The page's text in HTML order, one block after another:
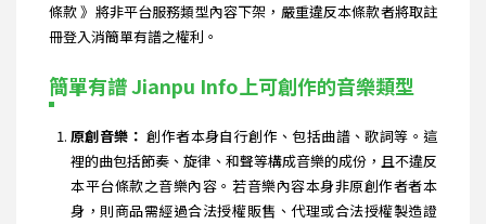
條款 》將非平台服務類型內容下架，嚴重違反本條款者將取註
冊登入消簡單有譜之權利。
簡單有譜 Jianpu Info上可創作的音樂類型
原創音樂： 創作者本身自行創作、包括曲譜、歌詞等。這
裡的曲包括節奏、旋律、和聲等構成音樂的成份，且不違反
本平台條款之音樂內容。若音樂內容本身非原創作者者本
身，則商品需經過合法授權販售、代理或合法授權製造證